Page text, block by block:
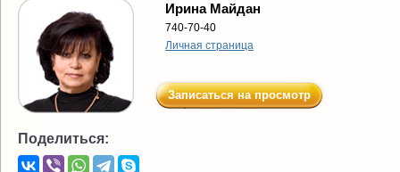
Ирина Майдан
740-70-40
Личная страница
Записаться на просмотр
Поделиться: